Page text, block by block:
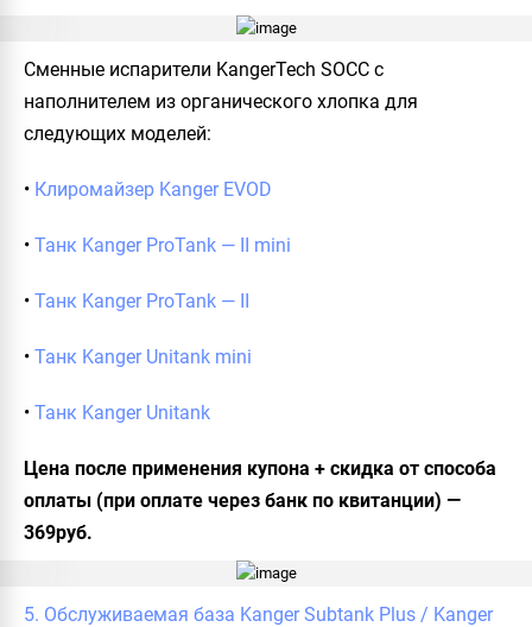
Сменные испарители KangerTech SOCC с
наполнителем из органического хлопка для
следующих моделей:
• Клиромайзер Kanger EVOD
• Танк Kanger ProTank — II mini
• Танк Kanger ProTank — II
• Танк Kanger Unitank mini
• Танк Kanger Unitank
Цена после применения купона + скидка от способа
оплаты (при оплате через банк по квитанции) —
369руб.
5. Обслуживаемая база Kanger Subtank Plus / Kanger